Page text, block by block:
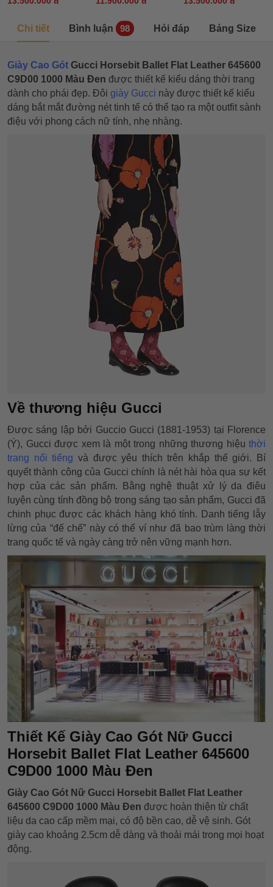
Chi tiết Bình luận 98 Hỏi đáp Bảng Size
Giày Cao Gót Gucci Horsebit Ballet Flat Leather 645600
C9D00 1000 Màu Đen được thiết kế kiểu dáng thời trang
dành cho phái đẹp. Đôi giày Gucci này được thiết kế kiểu
dáng bắt mắt đường nét tinh tế có thể tạo ra một outfit sành
điệu với phong cách nữ tính, nhẹ nhàng.
Về thương hiệu Gucci
Được sáng lập bởi Guccio Gucci (1881-1953) tại Florence
(Ý), Gucci được xem là một trong những thương hiệu thời
trang nổi tiếng và được yêu thích trên khắp thế giới. Bí
quyết thành công của Gucci chính là nét hài hòa qua sự kết
hợp của các sản phẩm. Bằng nghệ thuật xử lý da điêu
luyện cùng tính đồng bộ trong sáng tạo sản phẩm, Gucci đã
chinh phục được các khách hàng khó tính. Danh tiếng lẫy
lừng của “đế chế” này có thể ví như đã bao trùm làng thời
trang quốc tế và ngày càng trở nên vững mạnh hơn.
Thiết Kế Giày Cao Gót Nữ Gucci
Horsebit Ballet Flat Leather 645600
C9D00 1000 Màu Đen
Giày Cao Gót Nữ Gucci Horsebit Ballet Flat Leather
645600 C9D00 1000 Màu Đen được hoàn thiện từ chất
liệu da cao cấp mềm mại, có độ bền cao, dễ vệ sinh. Gót
giày cao khoảng 2.5cm dễ dàng và thoải mái trong mọi hoạt
động.